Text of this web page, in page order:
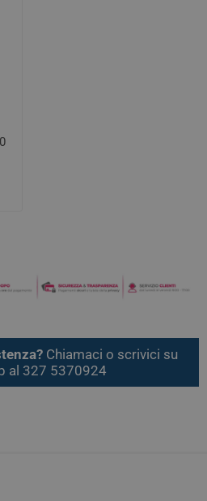
Chiamaci o scrivici su
al 327 5370924